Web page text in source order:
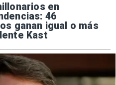
en
46
ganan igual o más
Kast